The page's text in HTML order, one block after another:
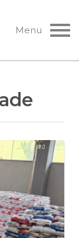
Menu